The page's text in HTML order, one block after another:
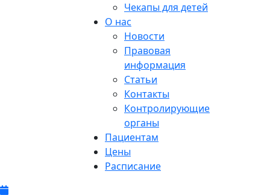
Чекапы для детей
О нас
Новости
Правовая
информация
Статьи
Контакты
Контролирующие
органы
Пациентам
Цены
Расписание